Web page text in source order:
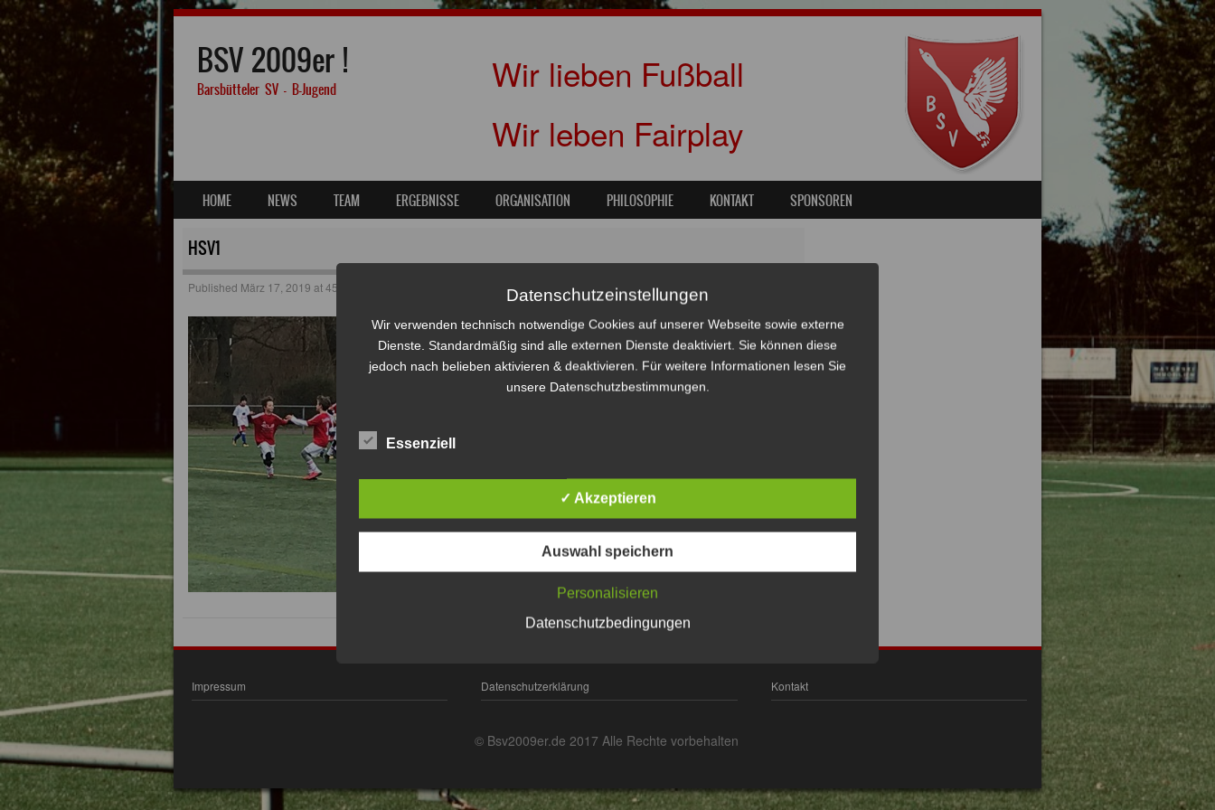
BSV 2009er !
Barsbütteler SV – B-Jugend
Wir lieben Fußball
Wir leben Fairplay
MENU
SKIP TO CONTENT
HOME NEWS TEAM ERGEBNISSE ORGANISATION PHILOSOPHIE KONTAKT SPONSOREN
HSV1
Published März 17, 2019 at454 × 305 Tolles Erlebnis gegen den HSV
Impressum Datenschutzerklärung
© Bsv2009er.de 2017 Alle Rechte vorbehalten
Kontakt
Datenschutzeinstellungen
Wir verwenden technisch notwendige Cookies auf unserer Webseite sowie externe
Dienste. Standardmäßig sind alle externen Dienste deaktiviert. Sie können diese
jedoch nach belieben aktivieren & deaktivieren. Für weitere Informationen lesen Sie
unsere Datenschutzbestimmungen.
Essenziell
✓ Akzeptieren
Auswahl speichern
Personalisieren
Datenschutzbedingungen